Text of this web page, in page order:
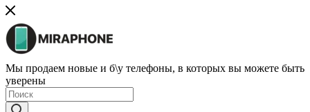
Мы продаем новые и б\у телефоны, в которых вы можете быть
уверены